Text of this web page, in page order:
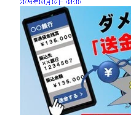
2026年08月02日 08:30